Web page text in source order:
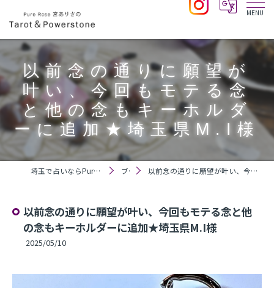
以前念の通りに願望が
叶い、今回もモテる念
と他の念もキーホルダ
ーに追加★埼玉県M.I様
埼玉で占いならPure Rose 宮ありさのTarot＆Powerstone ブログ 以前念の通りに願望が叶い、今回もモテる念と他の念もキーホルダーに追加★埼玉県M.I様
以前念の通りに願望が叶い、今回もモテる念と他
の念もキーホルダーに追加★埼玉県M.I様
2025/05/10